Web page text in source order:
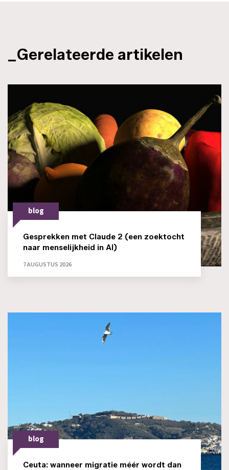
_Gerelateerde artikelen
blog
Gesprekken met Claude 2 (een zoektocht
naar menselijkheid in AI)
7 AUGUSTUS 2026
blog
Ceuta: wanneer migratie méér wordt dan